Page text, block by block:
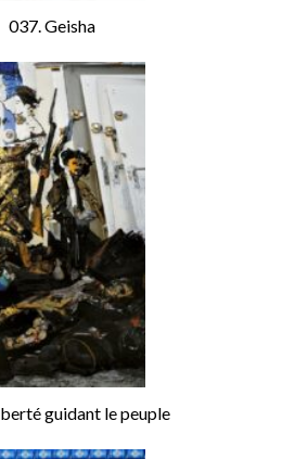
037. Geisha
guidant le peuple